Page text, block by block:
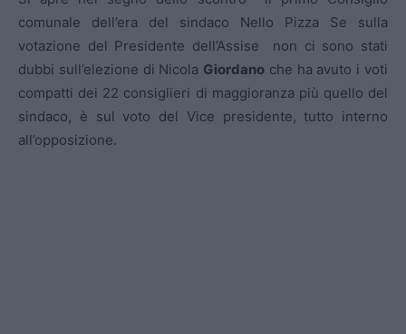
comunale dell’era del sindaco Nello Pizza Se sulla
votazione del Presidente dell’Assise non ci sono stati
dubbi sull’elezione di Nicola Giordano che ha avuto i voti
compatti dei 22 consiglieri di maggioranza più quello del
sindaco, è sul voto del Vice presidente, tutto interno
all’opposizione.